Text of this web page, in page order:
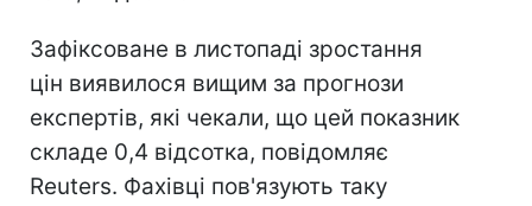
Зафіксоване в листопаді зростання
цін виявилося вищим за прогнози
експертів, які чекали, що цей показник
складе 0,4 відсотка, повідомляє
Reuters. Фахівці пов'язують таку